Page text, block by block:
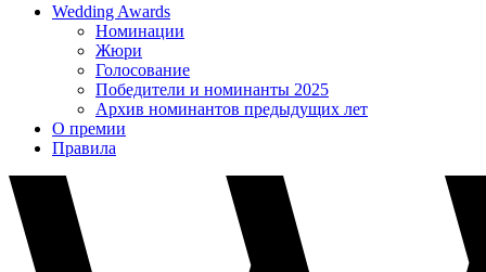
Wedding Awards
Номинации
Жюри
Голосование
Победители и номинанты 2025
Архив номинантов предыдущих лет
О премии
Правила